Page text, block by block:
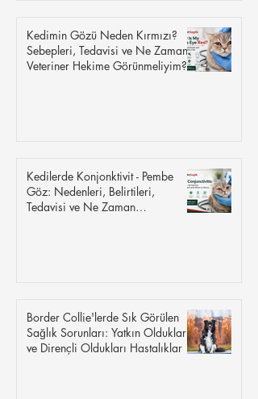
Kedimin Gözü Neden Kırmızı?
Sebepleri, Tedavisi ve Ne Zaman
Veteriner Hekime Görünmeliyim?
Kedilerde Konjonktivit - Pembe
Göz: Nedenleri, Belirtileri,
Tedavisi ve Ne Zaman
Border Collie'lerde Sık Görülen
Sağlık Sorunları: Yatkın Oldukları
ve Dirençli Oldukları Hastalıklar